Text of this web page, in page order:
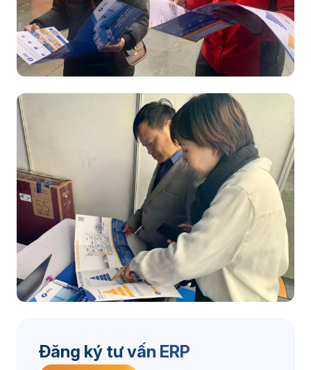
Đăng ký tư vấn ERP